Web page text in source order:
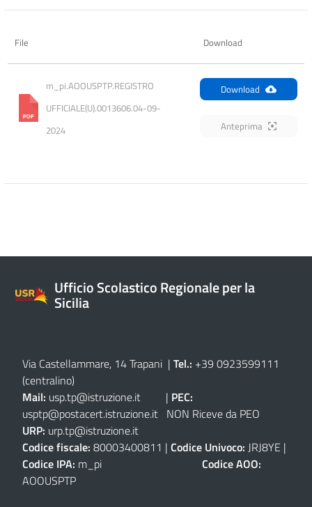
File Download
m_pi.AOOUSPTP.REGISTRO
UFFICIALE(U).0013606.04-09-
2024
Download
Anteprima
Ufficio Scolastico Regionale per la
Sicilia
Via Castellammare, 14 Trapani | Tel.: +39 0923599111
(centralino)
Mail: usp.tp@istruzione.it | PEC:
usptp@postacert.istruzione.it NON Riceve da PEO
URP: urp.tp@istruzione.it
Codice fiscale: 80003400811 | Codice Univoco: JRJ8YE |
Codice IPA: m_pi Codice AOO:
AOOUSPTP